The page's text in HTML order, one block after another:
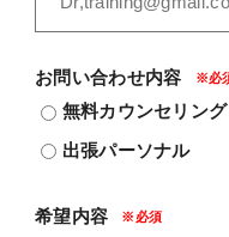
お問い合わせ内容
無料カウンセリング
出張パーソナル
希望内容